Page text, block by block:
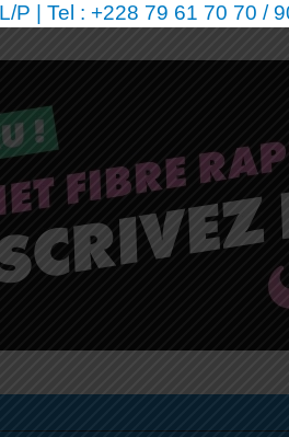
P | Tel : +228 79 61 70 70 /